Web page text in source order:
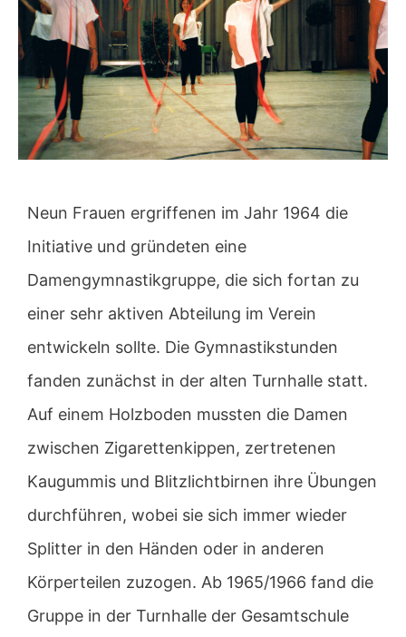
Neun Frauen ergriffenen im Jahr 1964 die
Initiative und gründeten eine
Damengymnastikgruppe, die sich fortan zu
einer sehr aktiven Abteilung im Verein
entwickeln sollte. Die Gymnastikstunden
fanden zunächst in der alten Turnhalle statt.
Auf einem Holzboden mussten die Damen
zwischen Zigarettenkippen, zertretenen
Kaugummis und Blitzlichtbirnen ihre Übungen
durchführen, wobei sie sich immer wieder
Splitter in den Händen oder in anderen
Körperteilen zuzogen. Ab 1965/1966 fand die
Gruppe in der Turnhalle der Gesamtschule